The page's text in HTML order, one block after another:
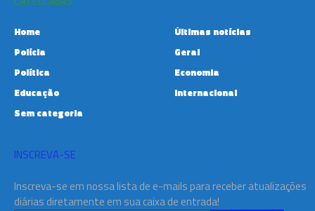
Home
Últimas notícias
Polícia
Geral
Política
Economia
Educação
Internacional
Sem categoria
INSCREVA-SE
Inscreva-se em nossa lista de e-mails para receber atualizações
diárias diretamente em sua caixa de entrada!